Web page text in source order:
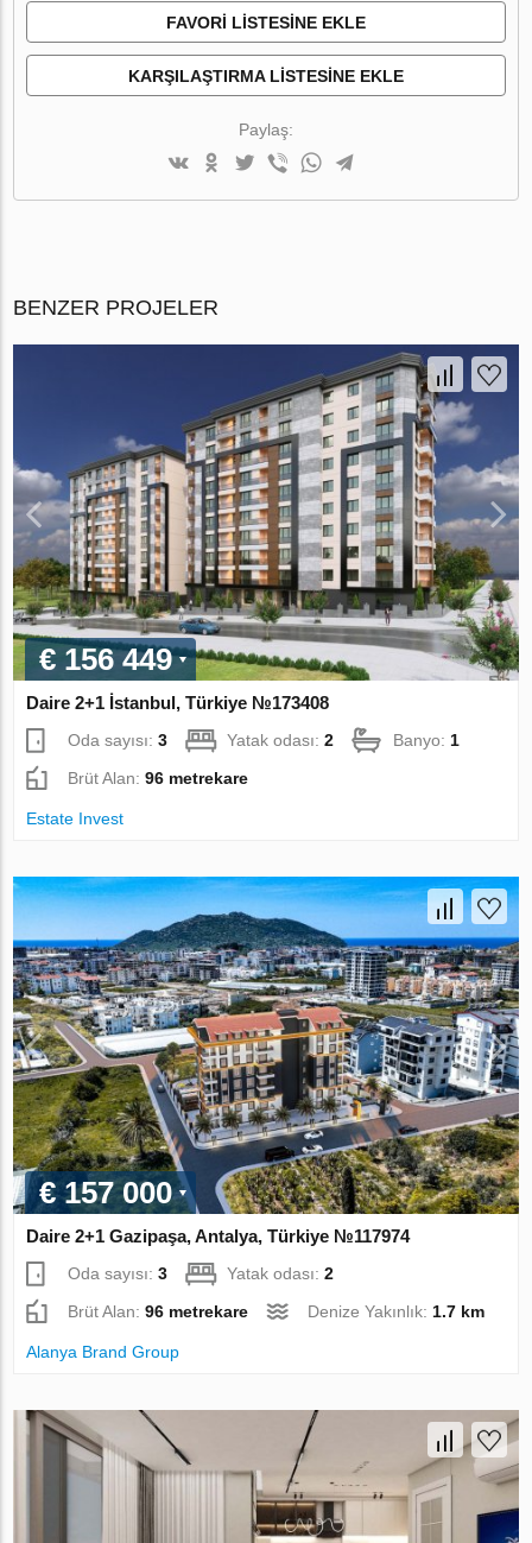
FAVORI LISTESINE EKLE
KARŞILAŞTIRMA LISTESINE EKLE
Paylaş:
BENZER PROJELER
€ 156 449
Daire 2+1 İstanbul, Türkiye №173408
Oda sayısı:3 Yatak odası:2 Banyo:1
Brüt Alan:96 metrekare
Estate Invest
€ 157 000
Daire 2+1 Gazipaşa, Antalya, Türkiye №117974
Oda sayısı:3 Yatak odası:2
Brüt Alan:96 metrekare Denize Yakınlık: 1.7 km
Alanya Brand Group